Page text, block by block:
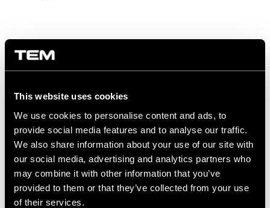
This website uses cookies
We use cookies to personalise content and ads, to
provide social media features and to analyse our traffic.
We also share information about your use of our site with
our social media, advertising and analytics partners who
may combine it with other information that you’ve
provided to them or that they’ve collected from your use
of their services.
Anthrazit für jeden Wohn- oder
und eignet sich daher zum Auffrischen
bestehender Wohn- oder Arbeitsräume sowie zur
Integration in moderne Ambiente und Designer
Interieurs.
Schalter, Steckdosen, dekorative Rahmen und
andere Funktionselemente in Anthrazit passen